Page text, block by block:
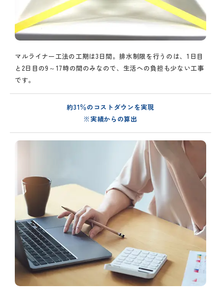
マルライナー工法の工期は3日間。排水制限を行うのは、1日目
と2日目の9～17時の間のみなので、生活への負担も少ない工事
です。
約31％のコストダウンを実現
※実績からの算出